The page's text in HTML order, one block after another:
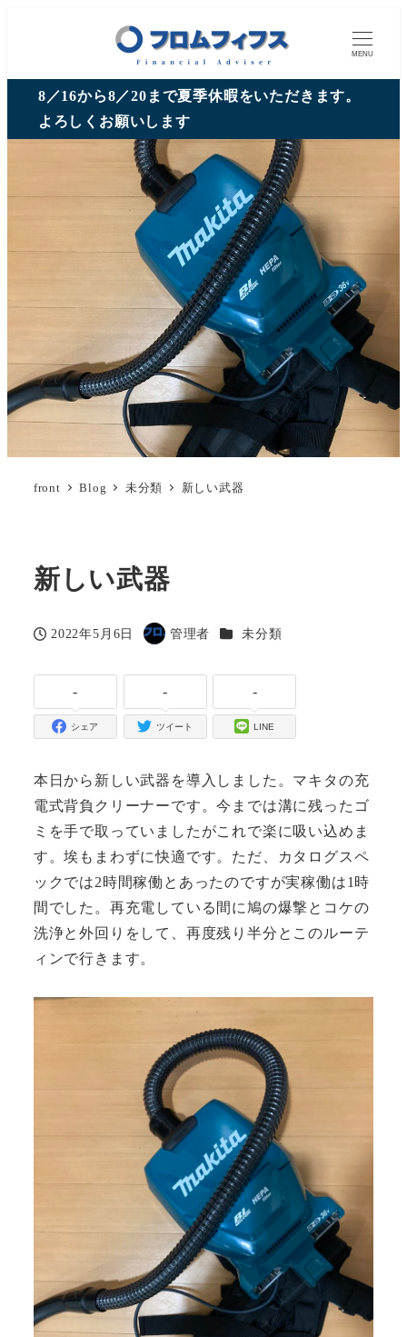
MENU
8／16から8／20まで夏季休暇をいただきます。
よろしくお願いします
front Blog 未分類 新しい武器
新しい武器
投稿日
2022年5月6日
著
管理者 カテゴリー
未分類
-
シェア
-
ツイート
-
LINE
本日から新しい武器を導入しました。マキタの充
電式背負クリーナーです。今までは溝に残ったゴ
ミを手で取っていましたがこれで楽に吸い込めま
す。埃もまわずに快適です。ただ、カタログスペ
ックでは2時間稼働とあったのですが実稼働は1時
間でした。再充電している間に鳩の爆撃とコケの
洗浄と外回りをして、再度残り半分とこのルーテ
ィンで行きます。